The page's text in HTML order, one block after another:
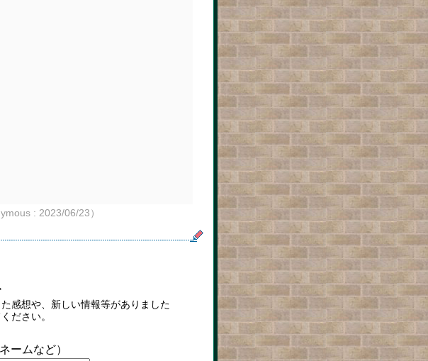
: 2023/06/23）
感想や、新しい情報等がありました
ださい。
ームなど）